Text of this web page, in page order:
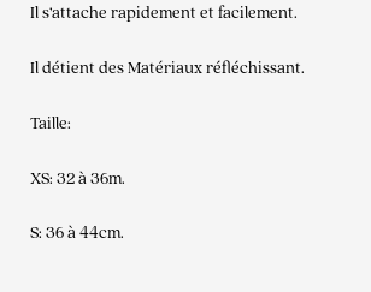
Il s’attache rapidement et facilement.
Il détient des Matériaux réfléchissant.
Taille:
XS: 32 à 36m.
S: 36 à 44cm.